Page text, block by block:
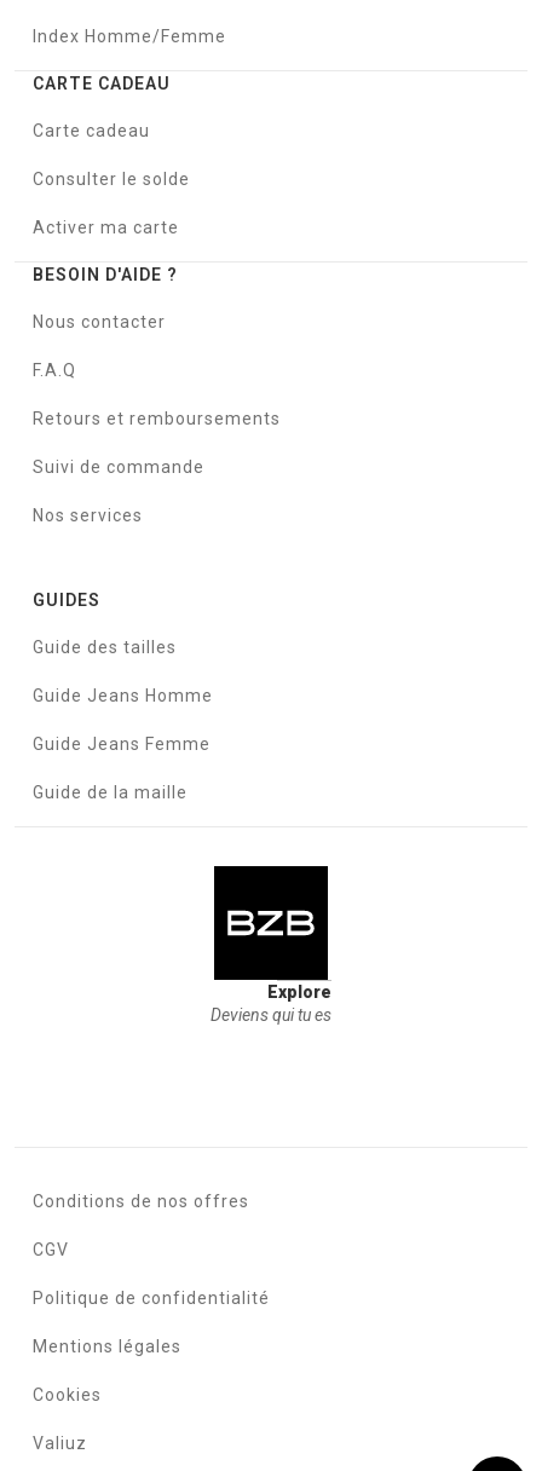
Index Homme/Femme
CARTE CADEAU
Carte cadeau
Consulter le solde
Activer ma carte
BESOIN D'AIDE ?
Nous contacter
F.A.Q
Retours et remboursements
Suivi de commande
Nos services
GUIDES
Guide des tailles
Guide Jeans Homme
Guide Jeans Femme
Guide de la maille
Explore
Deviens qui tu es
Conditions de nos offres
CGV
Politique de confidentialité
Mentions légales
Cookies
Valiuz